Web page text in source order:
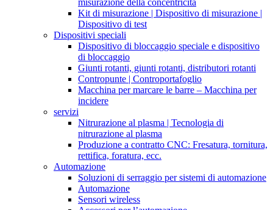
misurazione della concentricità
Kit di misurazione | Dispositivo di misurazione |
Dispositivo di test
Dispositivi speciali
Dispositivo di bloccaggio speciale e dispositivo
di bloccaggio
Giunti rotanti, giunti rotanti, distributori rotanti
Contropunte | Controportafoglio
Macchina per marcare le barre – Macchina per
incidere
servizi
Nitrurazione al plasma | Tecnologia di
nitrurazione al plasma
Produzione a contratto CNC: Fresatura, tornitura,
rettifica, foratura, ecc.
Automazione
Soluzioni di serraggio per sistemi di automazione
Automazione
Sensori wireless